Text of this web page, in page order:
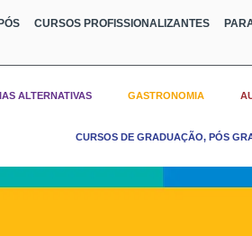
CURSOS PROFISSIONALIZANTES
ALTERNATIVAS GASTRONOMIA
CURSOS DE GRADUAÇÃO, PÓS